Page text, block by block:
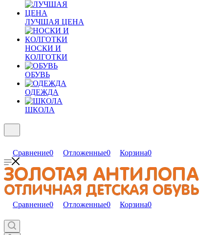
ЛУЧШАЯ ЦЕНА
НОСКИ И
КОЛГОТКИ
ОБУВЬ
ОДЕЖДА
ШКОЛА
Сравнение0 Отложенные0 Корзина0
Сравнение0 Отложенные0 Корзина0